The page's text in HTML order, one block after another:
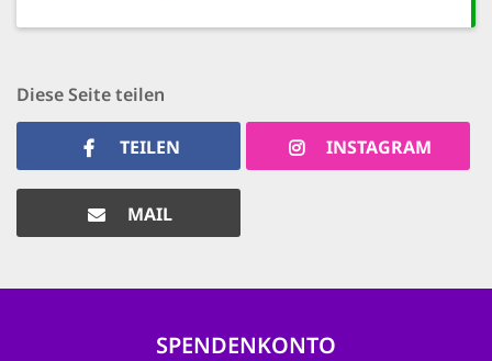
Diese Seite teilen
TEILEN INSTAGRAM
MAIL
SPENDENKONTO